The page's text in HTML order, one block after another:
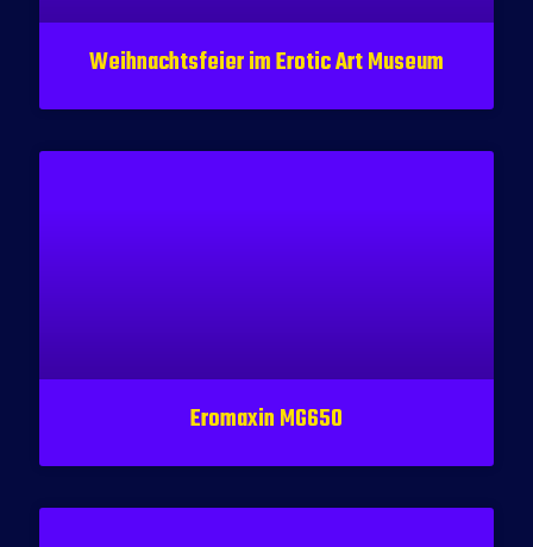
Weihnachtsfeier im Erotic Art Museum
Eromaxin MG650